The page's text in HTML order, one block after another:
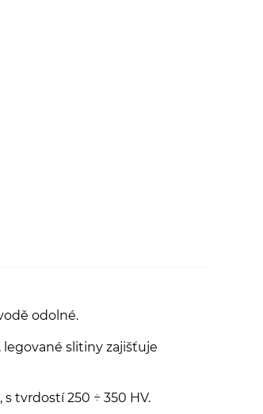
odolné.
slitiny zajišťuje
tvrdostí 250 ÷ 350 HV.